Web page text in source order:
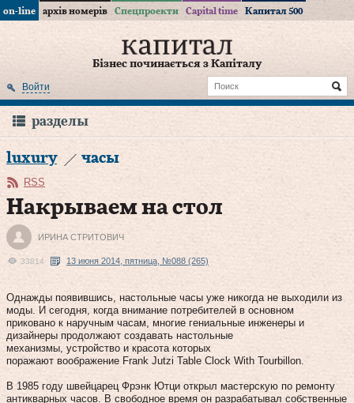
on-line архів номерів Спецпроекти Capital time Капитал 500
Бізнес починається з Капіталу
Войти
разделы
luxury часы
RSS
Накрываем на стол
ИРИНА СТРИТОВИЧ
33814 13 июня 2014, пятница, №088 (265)
Однажды появившись, настольные часы уже никогда не выходили из
моды. И сегодня, когда внимание потребителей в основном
приковано к наручным часам, многие гениальные инженеры и
дизайнеры продолжают создавать настольные
механизмы, устройство и красота которых
поражают воображение Frank Jutzi Table Сlock With Tourbillon.
В 1985 году швейцарец Фрэнк Ютци открыл мастерскую по ремонту
антикварных часов. В свободное время он разрабатывал собственные